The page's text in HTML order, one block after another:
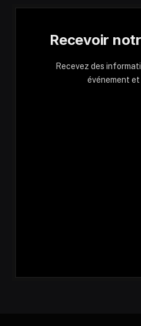
Recevoir
Recevez des
événement